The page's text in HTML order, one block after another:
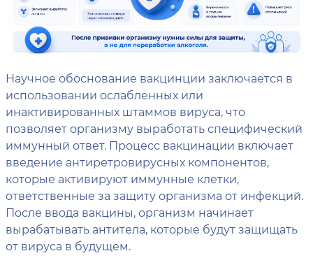
Научное обоснование вакцинции заключается в
использовании ослабленных или
инактивированных штаммов вируса, что
позволяет организму выработать специфический
иммунный ответ. Процесс вакцинации включает
введение антиретровирусных компонентов,
которые активируют иммунные клетки,
ответственные за защиту организма от инфекций.
После ввода вакцины, организм начинает
вырабатывать антитела, которые будут защищать
от вируса в будущем.